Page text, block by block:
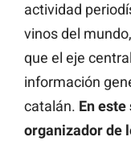
actividad
vinos del
que el eje
información
catalán. En
organizador de